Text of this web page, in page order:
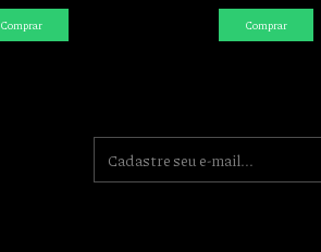
Comprar Comprar